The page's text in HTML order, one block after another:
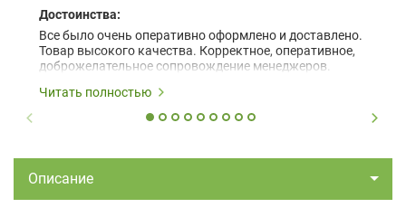
Достоинства:
Все было очень оперативно оформлено и доставлено.
Товар высокого качества. Корректное, оперативное,
доброжелательное сопровождение менеджеров.
Читать полностью
Описание